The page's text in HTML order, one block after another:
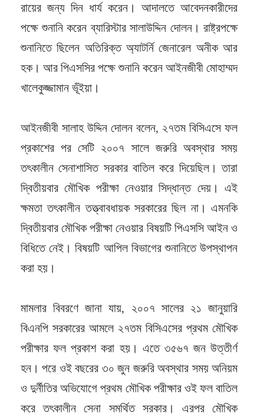
রায়ের জন্য দিন ধার্য করেন। আদালতে আবেদনকারীদের
পক্ষে শুনানি করেন ব্যারিস্টার সালাউদ্দিন দোলন। রাষ্ট্রপক্ষে
শুনানিতে ছিলেন অতিরিক্ত অ্যাটর্নি জেনারেল অনীক আর
হক। আর পিএসসির পক্ষে শুনানি করেন আইনজীবী মোহাম্মদ
খালেকুজ্জামান ভূঁইয়া।
আইনজীবী সালাহ উদ্দিন দোলন বলেন, ২৭তম বিসিএসে ফল
প্রকাশের পর সেটি ২০০৭ সালে জরুরি অবস্থার সময়
তৎকালীন সেনাশাসিত সরকার বাতিল করে দিয়েছিল। তারা
দ্বিতীয়বার মৌখিক পরীক্ষা নেওয়ার সিদ্ধান্ত দেয়। এই
ক্ষমতা তৎকালীন তত্ত্বাবধায়ক সরকারের ছিল না। এমনকি
দ্বিতীয়বার মৌখিক পরীক্ষা নেওয়ার বিষয়টি পিএসসি আইন ও
বিধিতে নেই। বিষয়টি আপিল বিভাগের শুনানিতে উপস্থাপন
করা হয়।
মামলার বিবরণে জানা যায়, ২০০৭ সালের ২১ জানুয়ারি
বিএনপি সরকারের আমলে ২৭তম বিসিএসের প্রথম মৌখিক
পরীক্ষার ফল প্রকাশ করা হয়। এতে ৩৫৬৭ জন উত্তীর্ণ
হন। পরে ওই বছরের ৩০ জুন জরুরি অবস্থার সময় অনিয়ম
ও দুর্নীতির অভিযোগে প্রথম মৌখিক পরীক্ষার ওই ফল বাতিল
করে তৎকালীন সেনা সমর্থিত সরকার। এরপর মৌখিক